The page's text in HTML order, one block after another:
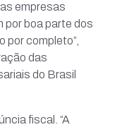
empresas
por boa parte dos
completo”,
das
do Brasil
fiscal. “A